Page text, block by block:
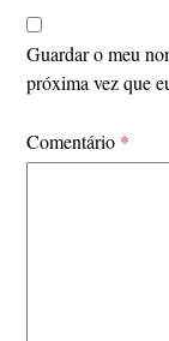
Guardar o meu
próxima vez que
Comentário *